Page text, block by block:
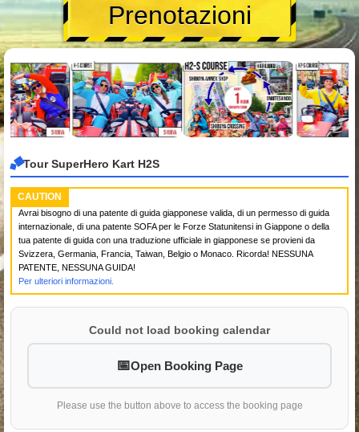
Prenotazioni
Tour SuperHero Kart H2S
CAUTION
Avrai bisogno di una patente di guida giapponese valida, di un permesso di guida
internazionale, di una patente SOFA per le Forze Statunitensi in Giappone o della
tua patente di guida con una traduzione ufficiale in giapponese se provieni da
Svizzera, Germania, Francia, Taiwan, Belgio o Monaco. Ricorda! NESSUNA
PATENTE, NESSUNA GUIDA!
Per ulteriori informazioni.
Could not load booking calendar
Open Booking Page
Please use the button above to access the booking page